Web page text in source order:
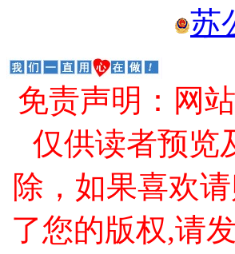
苏
免责声明：网
仅供读者预览
除，如果喜欢
了您的版权,请